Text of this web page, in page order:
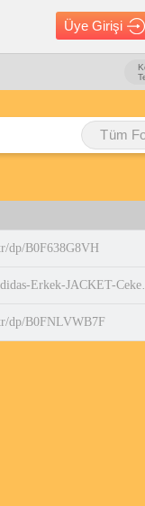
Üye Girişi
Tüm
dp/B0F638G8VH
https://
dp/B0FNLVWB7F